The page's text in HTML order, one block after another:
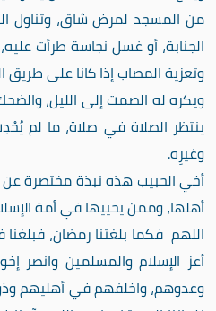
من المسجد لمرض شاق، وتناول
الجنابة، أو غسل نجاسة طرأت
وتعزية المصاب إذا كانا على
ويكره له الصمت إلى الليل،
ينتظر الصلاة في صلاة، ما لم
وغيرِه.
أخي الحبيب هذه نبذة مختصرة عن
أهلها، وممن يحييها في أمة
اللهم فكما بلغتنا رمضان، فبلغنا
أعز الإسلام والمسلمين وانصر
وعدوهم، واخلفهم في أهليهم